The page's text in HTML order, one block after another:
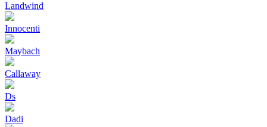
Landwind
Innocenti
Maybach
Callaway
Ds
Dadi